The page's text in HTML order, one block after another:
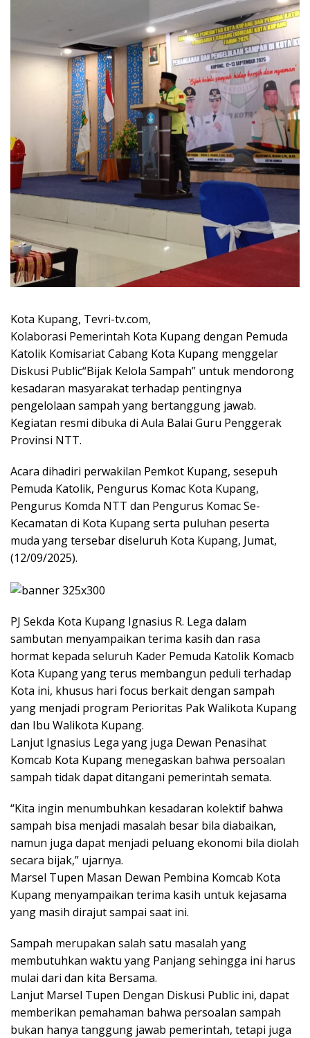
Kota Kupang, Tevri-tv.com,
Kolaborasi Pemerintah Kota Kupang dengan Pemuda
Katolik Komisariat Cabang Kota Kupang menggelar
Diskusi Public“Bijak Kelola Sampah” untuk mendorong
kesadaran masyarakat terhadap pentingnya
pengelolaan sampah yang bertanggung jawab.
Kegiatan resmi dibuka di Aula Balai Guru Penggerak
Provinsi NTT.
Acara dihadiri perwakilan Pemkot Kupang, sesepuh
Pemuda Katolik, Pengurus Komac Kota Kupang,
Pengurus Komda NTT dan Pengurus Komac Se-
Kecamatan di Kota Kupang serta puluhan peserta
muda yang tersebar diseluruh Kota Kupang, Jumat,
(12/09/2025).
PJ Sekda Kota Kupang Ignasius R. Lega dalam
sambutan menyampaikan terima kasih dan rasa
hormat kepada seluruh Kader Pemuda Katolik Komacb
Kota Kupang yang terus membangun peduli terhadap
Kota ini, khusus hari focus berkait dengan sampah
yang menjadi program Perioritas Pak Walikota Kupang
dan Ibu Walikota Kupang.
Lanjut Ignasius Lega yang juga Dewan Penasihat
Komcab Kota Kupang menegaskan bahwa persoalan
sampah tidak dapat ditangani pemerintah semata.
“Kita ingin menumbuhkan kesadaran kolektif bahwa
sampah bisa menjadi masalah besar bila diabaikan,
namun juga dapat menjadi peluang ekonomi bila diolah
secara bijak,” ujarnya.
Marsel Tupen Masan Dewan Pembina Komcab Kota
Kupang menyampaikan terima kasih untuk kejasama
yang masih dirajut sampai saat ini.
Sampah merupakan salah satu masalah yang
membutuhkan waktu yang Panjang sehingga ini harus
mulai dari dan kita Bersama.
Lanjut Marsel Tupen Dengan Diskusi Public ini, dapat
memberikan pemahaman bahwa persoalan sampah
bukan hanya tanggung jawab pemerintah, tetapi juga